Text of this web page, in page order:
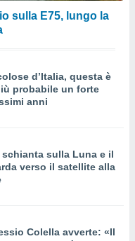
sulla E75, lungo la
d’Italia, questa è
probabile un forte
anni
schianta sulla Luna e il
verso il satellite alla
Colella avverte: «Il